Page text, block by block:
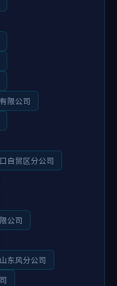
限公司
自贸区分公司
公司
东风分公司